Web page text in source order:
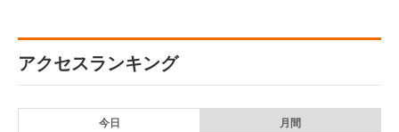
アクセスランキング
今日 月間